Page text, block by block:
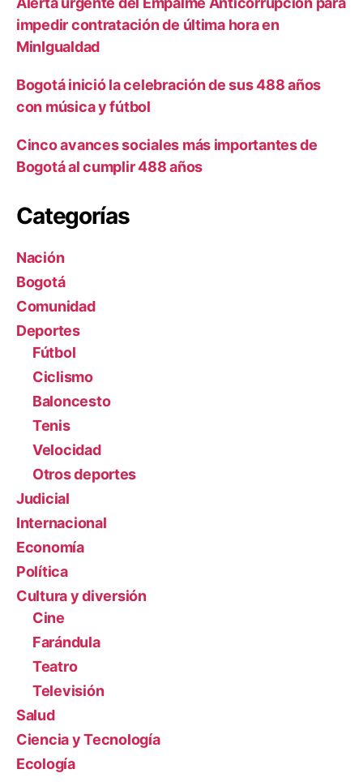
impedir contratación de última hora en
MinIgualdad
Bogotá inició la celebración de sus 488 años
con música y fútbol
Cinco avances sociales más importantes de
Bogotá al cumplir 488 años
Categorías
Nación
Bogotá
Comunidad
Deportes
Fútbol
Ciclismo
Baloncesto
Tenis
Velocidad
Otros deportes
Judicial
Internacional
Economía
Política
Cultura y diversión
Cine
Farándula
Teatro
Televisión
Salud
Ciencia y Tecnología
Ecología